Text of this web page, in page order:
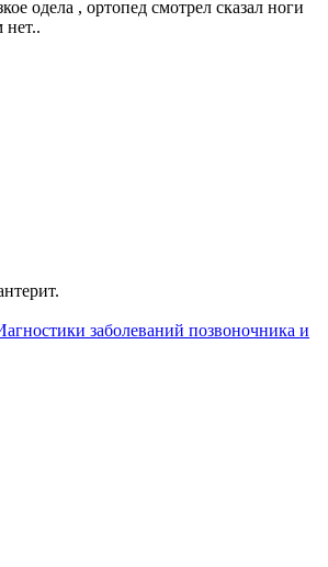
одела , ортопед смотрел сказал ноги
нет..
заболеваний позвоночника и